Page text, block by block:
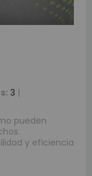
3 |
pueden
y eficiencia